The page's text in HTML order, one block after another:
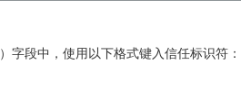
） 字段中，使用以下格式键入信任标识符：